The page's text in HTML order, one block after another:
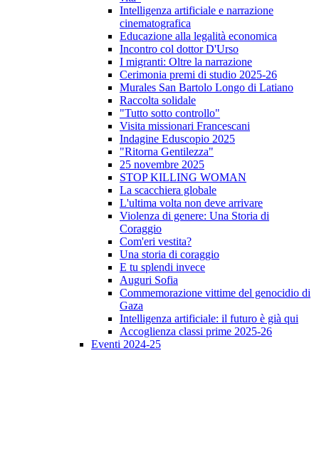
Intelligenza artificiale e narrazione
cinematografica
Educazione alla legalità economica
Incontro col dottor D'Urso
I migranti: Oltre la narrazione
Cerimonia premi di studio 2025-26
Murales San Bartolo Longo di Latiano
Raccolta solidale
"Tutto sotto controllo"
Visita missionari Francescani
Indagine Eduscopio 2025
"Ritorna Gentilezza"
25 novembre 2025
STOP KILLING WOMAN
La scacchiera globale
L'ultima volta non deve arrivare
Violenza di genere: Una Storia di
Coraggio
Com'eri vestita?
Una storia di coraggio
E tu splendi invece
Auguri Sofia
Commemorazione vittime del genocidio di
Gaza
Intelligenza artificiale: il futuro è già qui
Accoglienza classi prime 2025-26
Eventi 2024-25